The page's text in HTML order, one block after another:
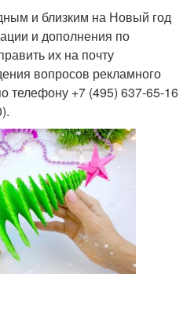
и близким на Новый год
и дополнения по
их на почту
вопросов рекламного
телефону +7 (495) 637-65-16